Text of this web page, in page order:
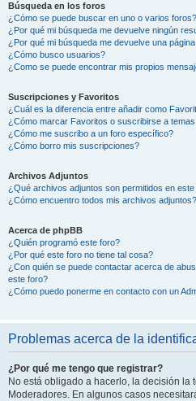
Búsqueda en los foros
¿Cómo se puede buscar en uno o varios foros?
¿Por qué mi búsqueda me devuelve ningún
¿Por qué mi búsqueda me devuelve una
¿Cómo busco usuarios?
¿Como se puede encontrar mis propios
Suscripciones y Favoritos
¿Cuál es la diferencia entre añadir como
¿Cómo marcar Favoritos o suscribirse a
¿Cómo me suscribo a un foro específico?
¿Cómo borro mis suscripciones?
Archivos Adjuntos
¿Qué archivos adjuntos son permitidos en
¿Cómo encuentro todos mis archivos adjuntos?
Acerca de phpBB
¿Quién programó este foro?
¿Por qué este foro no tiene tal cosa?
¿Con quién se puede contactar acerca de
este foro?
¿Cómo puedo ponerme en contacto con un
Problemas acerca de la
¿Por qué me tengo que registrar?
No está obligado a hacerlo, la decisión la
Moderadores. En algunos casos